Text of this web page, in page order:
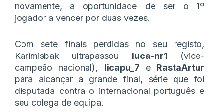
novamente, a oportunidade de ser o 1º
jogador a vencer por duas vezes.
Com sete finais perdidas no seu registo,
Karimisbak ultrapassou luca-nr1 (vice-
campeão nacional), licapu_7 e RastaArtur
para alcançar a grande final, série que foi
disputada contra o internacional português e
seu colega de equipa.